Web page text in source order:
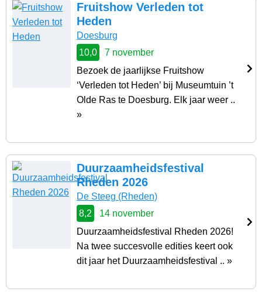
Fruitshow Verleden tot
Heden
Doesburg
10,0
7 november
Bezoek de jaarlijkse Fruitshow
‘Verleden tot Heden’ bij Museumtuin ’t
Olde Ras te Doesburg. Elk jaar weer ..
»
Duurzaamheidsfestival
Rheden 2026
De Steeg (Rheden)
8,2
14 november
Duurzaamheidsfestival Rheden 2026!
Na twee succesvolle edities keert ook
dit jaar het Duurzaamheidsfestival .. »